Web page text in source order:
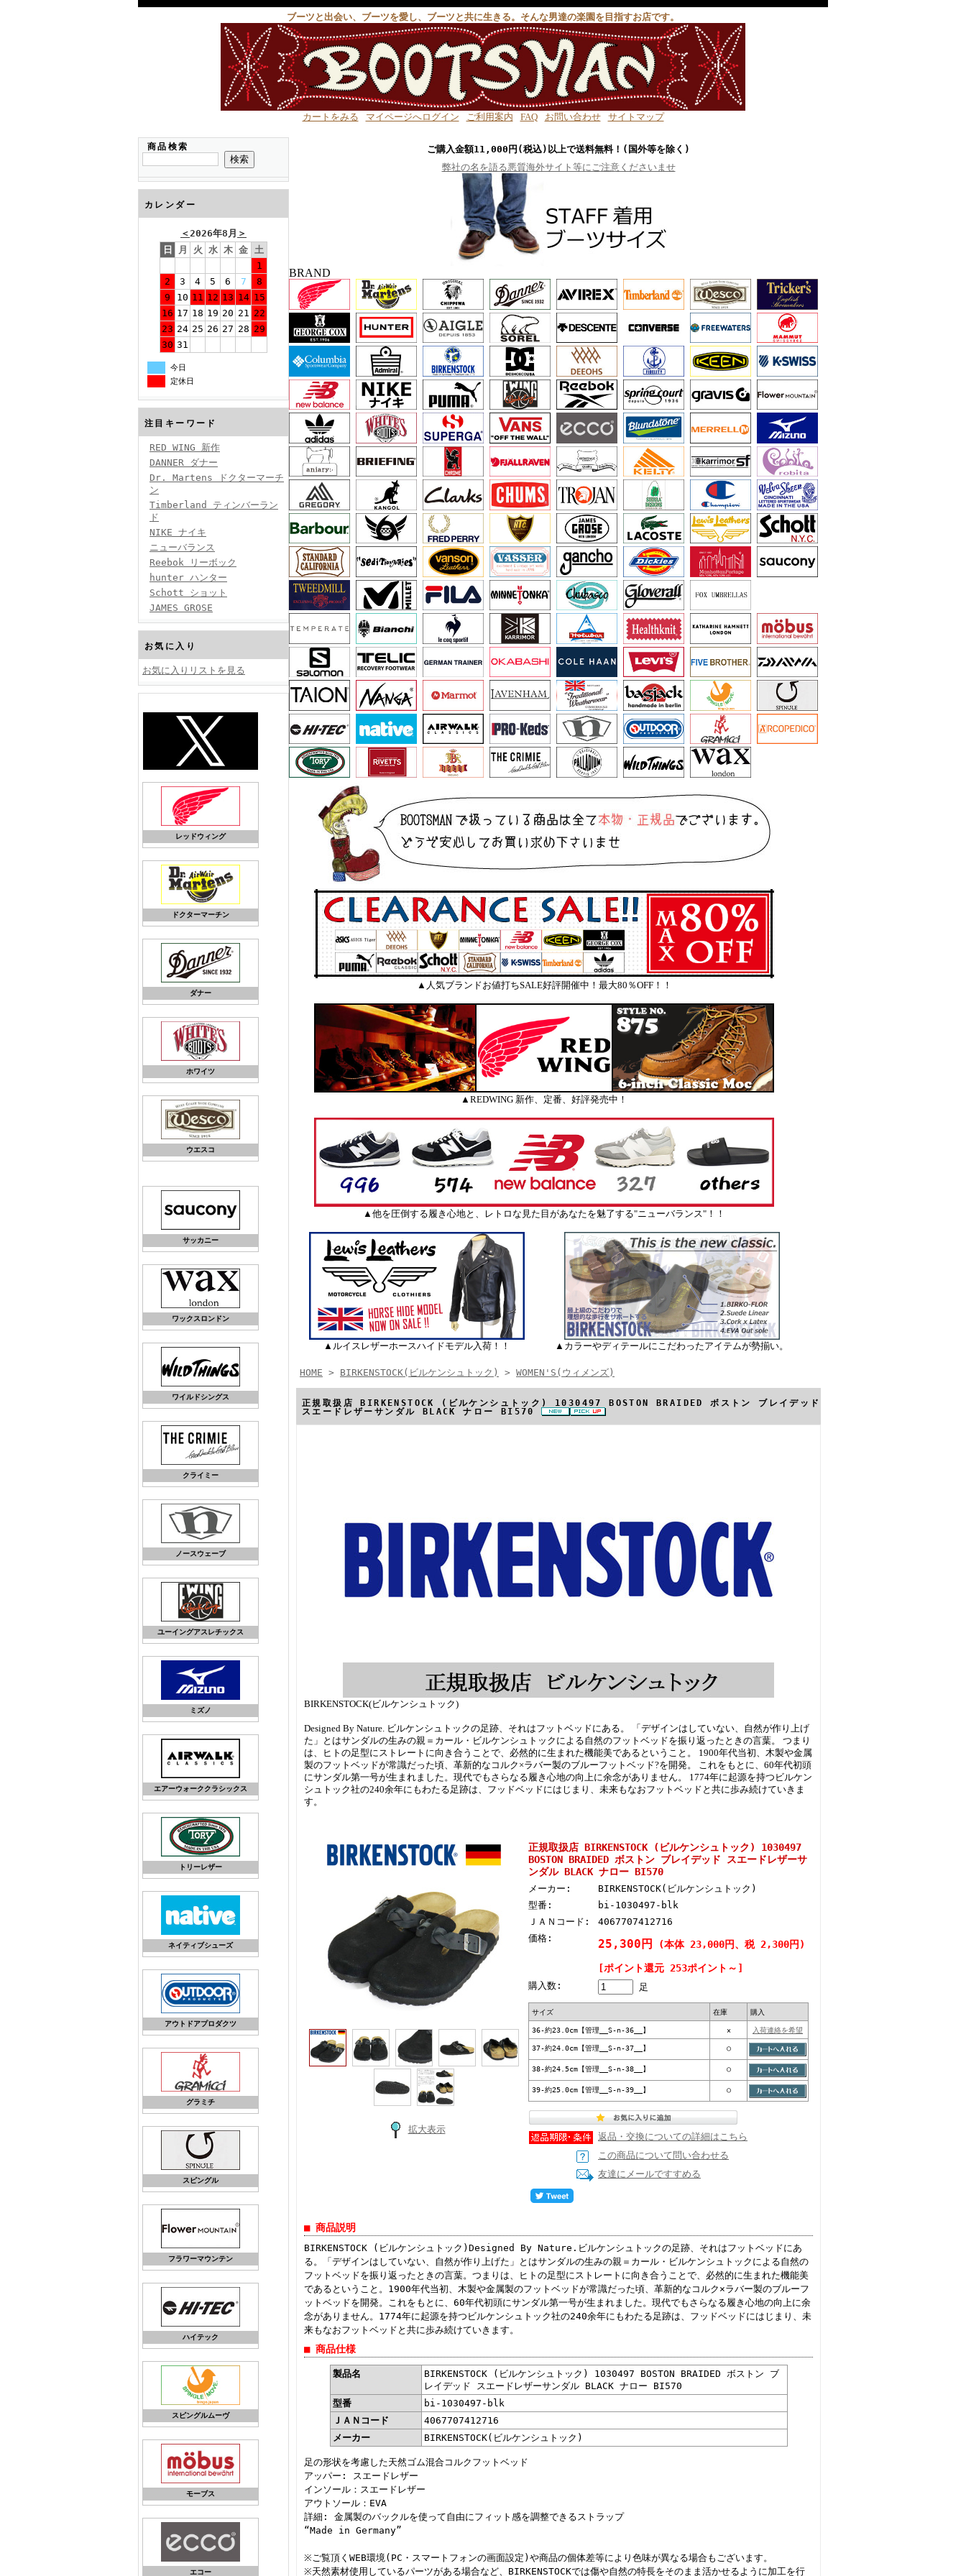
ブーツと出会い、ブーツを愛し、ブーツと共に生きる。そんな男達の楽園を目指すお店です。
カートをみる マイページへログイン ご利用案内 FAQ お問い合わせ サイトマップ
商品検索
カレンダー
＜2026年8月 ＞
日
月 火 水 木 金 土
1
2
3 4 5 6 7
8
9
10 11 12 13 14 15
16 17 18 19 20 21 22
23 24 25 26 27 28 29
30 31
今日
定休日
注目キーワード
RED WING 新作
DANNER ダナー
Dr. Martens ドクターマーチ
ン
Timberland ティンバーラン
ド
NIKE ナイキ
ニューバランス
Reebok リーボック
hunter ハンター
Schott ショット
JAMES GROSE
お気に入り
お気に入りリストを見る
レッドウィング
ドクターマーチン
ダナー
ホワイツ
ウエスコ
サッカニー
ワックスロンドン
ワイルドシングス
クライミー
ノースウェーブ
ユーイングアスレチックス
ミズノ
エアーウォーククラシックス
トリーレザー
ネイティブシューズ
アウトドアプロダクツ
グラミチ
スピングル
フラワーマウンテン
ハイテック
スピングルムーヴ
モーブス
エコー
ご購入金額11,000円(税込)以上で送料無料！(国外等を除く)
弊社の名を語る悪質海外サイト等にご注意くださいませ
BRAND
▲人気ブランドお値打ちSALE好評開催中！最大80％OFF！！
▲REDWING 新作、定番、好評発売中！
▲他を圧倒する履き心地と、レトロな見た目があなたを魅了する"ニューバランス"！！
▲ルイスレザーホースハイドモデル入荷！！ ▲カラーやディテールにこだわったアイテムが勢揃い。
HOME > BIRKENSTOCK(ビルケンシュトック) > WOMEN'S(ウィメンズ)
正規取扱店 BIRKENSTOCK (ビルケンシュトック) 1030497 BOSTON BRAIDED ボストン ブレイデッド
スエードレザーサンダル BLACK ナロー BI570
BIRKENSTOCK(ビルケンシュトック)
Designed By Nature. ビルケンシュトックの足跡、それはフットベッドにある。 「デザインはしていない、自然が作り上げ
た」とはサンダルの生みの親＝カール・ビルケンシュトックによる自然のフットベッドを振り返ったときの言葉。 つまり
は、ヒトの足型にストレートに向き合うことで、必然的に生まれた機能美であるということ。 1900年代当初、木製や金属
製のフットベッドが常識だった頃、革新的なコルク×ラバー製のブルーフットベッド?を開発。 これをもとに、60年代初頭
にサンダル第一号が生まれました。現代でもさらなる履き心地の向上に余念がありません。 1774年に起源を持つビルケン
シュトック社の240余年にもわたる足跡は、フッドベッドにはじまり、未来もなおフットベッドと共に歩み続けていきま
す。
拡大表示
正規取扱店 BIRKENSTOCK (ビルケンシュトック) 1030497
BOSTON BRAIDED ボストン ブレイデッド スエードレザーサ
ンダル BLACK ナロー BI570
メーカー:
BIRKENSTOCK(ビルケンシュトック)
型番:
bi-1030497-blk
ＪＡＮコード:
4067707412716
価格:
25,300円 (本体 23,000円、税 2,300円)
[ポイント還元 253ポイント～]
購入数: 足
サイズ 在庫 購入
36-約23.0cm【管理__S-n-36__】 × 入荷連絡を希望
37-約24.0cm【管理__S-n-37__】 ○
38-約24.5cm【管理__S-n-38__】 ○
39-約25.0cm【管理__S-n-39__】 ○
返品・交換についての詳細はこちら
この商品について問い合わせる
友達にメールですすめる
■ 商品説明
BIRKENSTOCK (ビルケンシュトック)Designed By Nature.ビルケンシュトックの足跡、それはフットベッドにあ
る。「デザインはしていない、自然が作り上げた」とはサンダルの生みの親＝カール・ビルケンシュトックによる自然の
フットベッドを振り返ったときの言葉。つまりは、ヒトの足型にストレートに向き合うことで、必然的に生まれた機能美
であるということ。1900年代当初、木製や金属製のフットベッドが常識だった頃、革新的なコルク×ラバー製のブルーフ
ットベッドを開発。これをもとに、60年代初頭にサンダル第一号が生まれました。現代でもさらなる履き心地の向上に余
念がありません。1774年に起源を持つビルケンシュトック社の240余年にもわたる足跡は、フッドベッドにはじまり、未
来もなおフットベッドと共に歩み続けていきます。
■ 商品仕様
製品名
BIRKENSTOCK (ビルケンシュトック) 1030497 BOSTON BRAIDED ボストン ブ
レイデッド スエードレザーサンダル BLACK ナロー BI570
型番
bi-1030497-blk
ＪＡＮコード
4067707412716
メーカー
BIRKENSTOCK(ビルケンシュトック)
足の形状を考慮した天然ゴム混合コルクフットベッド
アッパー: スエードレザー
インソール：スエードレザー
アウトソール：EVA
詳細: 金属製のバックルを使って自由にフィット感を調整できるストラップ
“Made in Germany”
※ご覧頂くWEB環境(PC・スマートフォンの画面設定)や商品の個体差等により色味が異なる場合もございます。
※天然素材使用しているパーツがある場合など、BIRKENSTOCKでは傷や自然の特長をそのまま活かせるように加工を行